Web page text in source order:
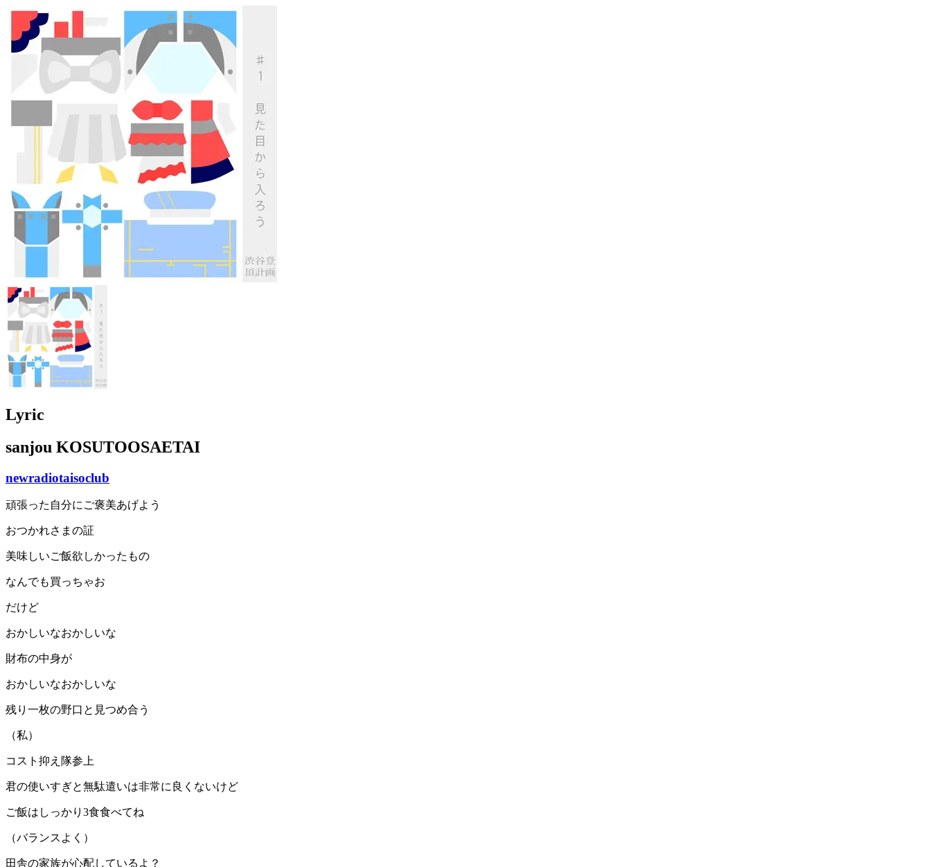
Lyric
sanjou KOSUTOOSAETAI
newradiotaisoclub
頑張った自分にご褒美あげよう
おつかれさまの証
美味しいご飯欲しかったもの
なんでも買っちゃお
だけど
おかしいなおかしいな
財布の中身が
おかしいなおかしいな
残り一枚の野口と見つめ合う
（私）
コスト抑え隊参上
君の使いすぎと無駄遣いは非常に良くないけど
ご飯はしっかり3食食べてね
（バランスよく）
田舎の家族が心配しているよ？